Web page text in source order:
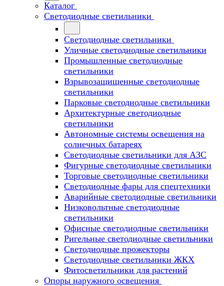
Каталог
Светодиодные светильники
Светодиодные светильники
Уличные светодиодные светильники
Промышленные светодиодные
светильники
Взрывозащищенные светодиодные
светильники
Парковые светодиодные светильники
Архитектурные светодиодные
светильники
Автономные системы освещения на
солнечных батареях
Светодиодные светильники для АЗС
Фигурные светодиодные светильники
Торговые светодиодные светильники
Cветодиодные фары для спецтехники
Аварийные светодиодные светильники
Низковольтные светодиодные
светильники
Офисные светодиодные светильники
Ригельные светодиодные светильники
Светодиодные прожекторы
Светодиодные светильники ЖКХ
Фитосветильники для растений
Опоры наружного освещения